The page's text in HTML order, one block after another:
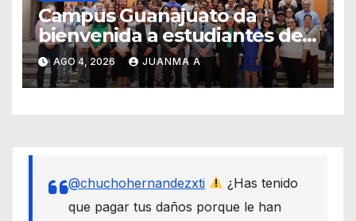
Campus Guanajuato da
bienvenida a estudiantes del
Programa Institucional de
Movilidad e Intercambio
AGO 4, 2026 JUANMA A
@chuchohernandezxti
¿Has tenido
que pagar tus daños porque le han